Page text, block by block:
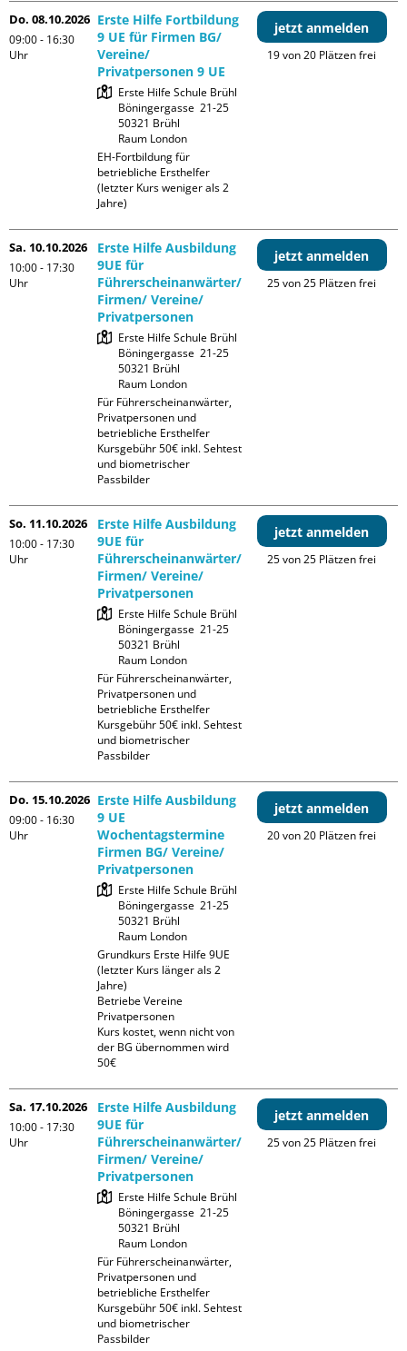
Do. 08.10.2026
09:00 - 16:30
Uhr
Erste Hilfe Fortbildung
9 UE für Firmen BG/
Vereine/
Privatpersonen 9 UE
Erste Hilfe Schule Brühl
Böningergasse  21-25
50321 Brühl
Raum London
EH-Fortbildung für
betriebliche Ersthelfer
(letzter Kurs weniger als 2
Jahre)
jetzt anmelden
19 von 20 Plätzen frei
Sa. 10.10.2026
10:00 - 17:30
Uhr
Erste Hilfe Ausbildung
9UE für
Führerscheinanwärter/
Firmen/ Vereine/
Privatpersonen
Erste Hilfe Schule Brühl
Böningergasse  21-25
50321 Brühl
Raum London
Für Führerscheinanwärter,
Privatpersonen und
betriebliche Ersthelfer
Kursgebühr 50€ inkl. Sehtest
und biometrischer
Passbilder
jetzt anmelden
25 von 25 Plätzen frei
So. 11.10.2026
10:00 - 17:30
Uhr
Erste Hilfe Ausbildung
9UE für
Führerscheinanwärter/
Firmen/ Vereine/
Privatpersonen
Erste Hilfe Schule Brühl
Böningergasse  21-25
50321 Brühl
Raum London
Für Führerscheinanwärter,
Privatpersonen und
betriebliche Ersthelfer
Kursgebühr 50€ inkl. Sehtest
und biometrischer
Passbilder
jetzt anmelden
25 von 25 Plätzen frei
Do. 15.10.2026
09:00 - 16:30
Uhr
Erste Hilfe Ausbildung
9 UE
Wochentagstermine
Firmen BG/ Vereine/
Privatpersonen
Erste Hilfe Schule Brühl
Böningergasse  21-25
50321 Brühl
Raum London
Grundkurs Erste Hilfe 9UE
(letzter Kurs länger als 2
Jahre)
Betriebe Vereine
Privatpersonen
Kurs kostet, wenn nicht von
der BG übernommen wird
50€
jetzt anmelden
20 von 20 Plätzen frei
Sa. 17.10.2026
10:00 - 17:30
Uhr
Erste Hilfe Ausbildung
9UE für
Führerscheinanwärter/
Firmen/ Vereine/
Privatpersonen
Erste Hilfe Schule Brühl
Böningergasse  21-25
50321 Brühl
Raum London
Für Führerscheinanwärter,
Privatpersonen und
betriebliche Ersthelfer
Kursgebühr 50€ inkl. Sehtest
und biometrischer
Passbilder
jetzt anmelden
25 von 25 Plätzen frei